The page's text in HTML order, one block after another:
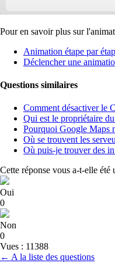
Pour en savoir plus sur
Animation étape par
Déclencher une
Questions similaires
Comment désactiver le
Qui est le propriétaire
Pourquoi Google Maps
Où se trouvent les
Où puis-je trouver des
Cette réponse vous a-t-elle été
Oui
0
Non
0
Vues : 11388
← A la liste des questions